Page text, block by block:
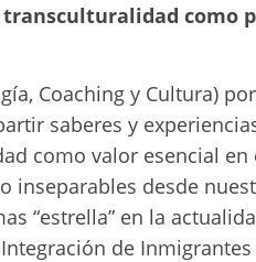
transculturalidad como
Coaching y Cultura)
saberes y
como valor esencial en
inseparables desde
“estrella” en la
de